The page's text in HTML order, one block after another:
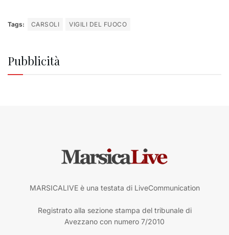
Tags: CARSOLI VIGILI DEL FUOCO
Pubblicità
MARSICALIVE è una testata di LiveCommunication
Registrato alla sezione stampa del tribunale di
Avezzano con numero 7/2010